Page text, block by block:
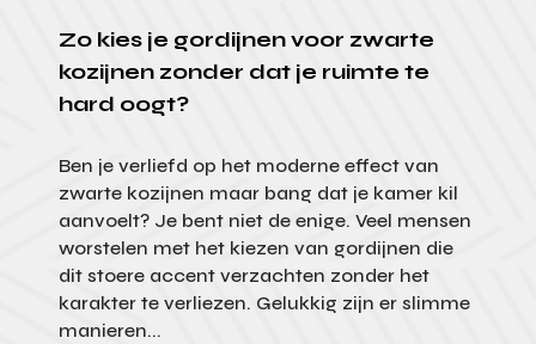
Zo kies je gordijnen voor zwarte
kozijnen zonder dat je ruimte te
hard oogt?
Ben je verliefd op het moderne effect van
zwarte kozijnen maar bang dat je kamer kil
aanvoelt? Je bent niet de enige. Veel mensen
worstelen met het kiezen van gordijnen die
dit stoere accent verzachten zonder het
karakter te verliezen. Gelukkig zijn er slimme
manieren...